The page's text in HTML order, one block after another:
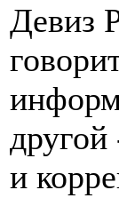
Девиз
другой
и